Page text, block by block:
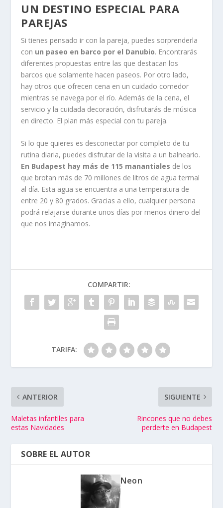
UN DESTINO ESPECIAL PARA
PAREJAS
Si tienes pensado ir con la pareja, puedes sorprenderla
con un paseo en barco por el Danubio. Encontrarás
diferentes propuestas entre las que destacan los
barcos que solamente hacen paseos. Por otro lado,
hay otros que ofrecen cena en un cuidado comedor
mientras se navega por el río. Además de la cena, el
servicio y la cuidada decoración, disfrutarás de música
en directo. El plan más especial con tu pareja.
Si lo que quieres es desconectar por completo de tu
rutina diaria, puedes disfrutar de la visita a un balneario.
En Budapest hay más de 115 manantiales de los
que brotan más de 70 millones de litros de agua termal
al día. Esta agua se encuentra a una temperatura de
entre 20 y 80 grados. Gracias a ello, cualquier persona
podrá relajarse durante unos días por menos dinero del
que nos imaginamos.
COMPARTIR:
TARIFA:
ANTERIOR
Maletas infantiles para
estas Navidades
SIGUIENTE
Rincones que no debes
perderte en Budapest
SOBRE EL AUTOR
Neon